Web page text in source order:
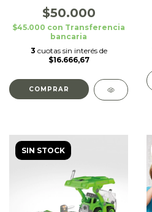
$50.000
$45.000 con Transferencia
bancaria
3 cuotas sin interés de
$16.666,67
SIN STOCK